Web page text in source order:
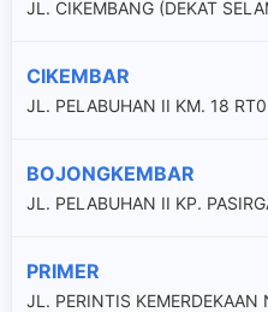
JL. CIKEMBANG (DEKAT
CIKEMBAR
JL. PELABUHAN II KM. 18
BOJONGKEMBAR
JL. PELABUHAN II KP.
PRIMER
JL. PERINTIS